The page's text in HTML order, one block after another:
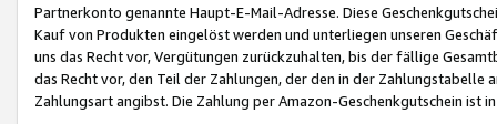
Partnerkonto genannte Haupt-E-Mail-Adresse. Diese
Kauf von Produkten eingelöst werden und unterliegen unseren
uns das Recht vor, Vergütungen zurückzuhalten, bis der fällige
das Recht vor, den Teil der Zahlungen, der den in der
Zahlungsart angibst. Die Zahlung per Amazon-Geschenkgutschein ist